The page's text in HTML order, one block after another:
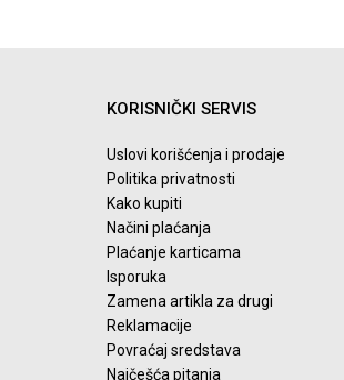
KORISNIČKI SERVIS
Uslovi korišćenja i prodaje
Politika privatnosti
Kako kupiti
Načini plaćanja
Plaćanje karticama
Isporuka
Zamena artikla za drugi
Reklamacije
Povraćaj sredstava
Najčešća pitanja